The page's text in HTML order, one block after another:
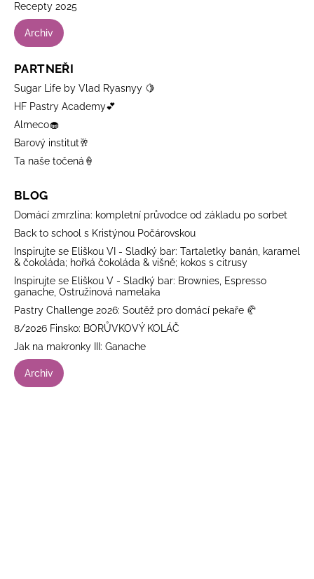
Recepty 2025
Archiv
PARTNEŘI
Sugar Life by Vlad Ryasnyy 🍋
HF Pastry Academy💕
Almeco🧁
Barový institut🥂
Ta naše točená🍦
BLOG
Domácí zmrzlina: kompletní průvodce od základu po sorbet
Back to school s Kristýnou Počárovskou
Inspirujte se Eliškou VI - Sladký bar: Tartaletky banán, karamel
& čokoláda; hořká čokoláda & višně; kokos s citrusy
Inspirujte se Eliškou V - Sladký bar: Brownies, Espresso
ganache, Ostružinová namelaka
Pastry Challenge 2026: Soutěž pro domácí pekaře 🥐
8/2026 Finsko: BORŮVKOVÝ KOLÁČ
Jak na makronky III: Ganache
Archiv